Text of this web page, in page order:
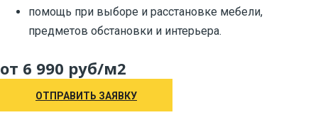
помощь при выборе и расстановке мебели,
предметов обстановки и интерьера.
от 6 990 руб/м2
ОТПРАВИТЬ ЗАЯВКУ